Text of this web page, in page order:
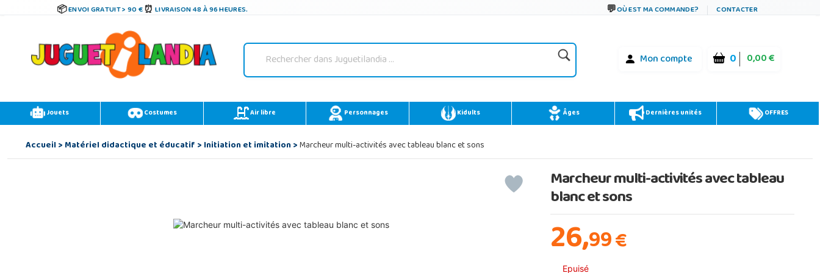
ENVOI GRATUIT > 90 € LIVRAISON 48 À 96 HEURES. OÙ EST MA COMMANDE? CONTACTER
Mon compte 0 0,00 €
Jouets Costumes Air libre Personnages Kidults Âges Dernières unités OFFRES
Accueil>Matériel didactique et éducatif>Initiation et imitation>Marcheur multi-activités avec tableau blanc et sons
Marcheur multi-activités avec tableau
blanc et sons
26,99€
Epuisé